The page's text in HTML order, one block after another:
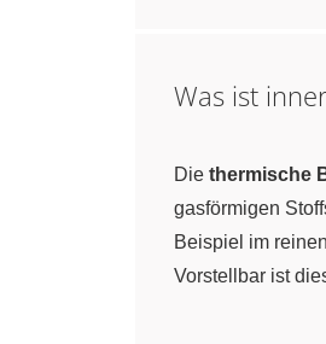
Was ist
Die thermische
gasförmigen
Beispiel im
Vorstellbar ist